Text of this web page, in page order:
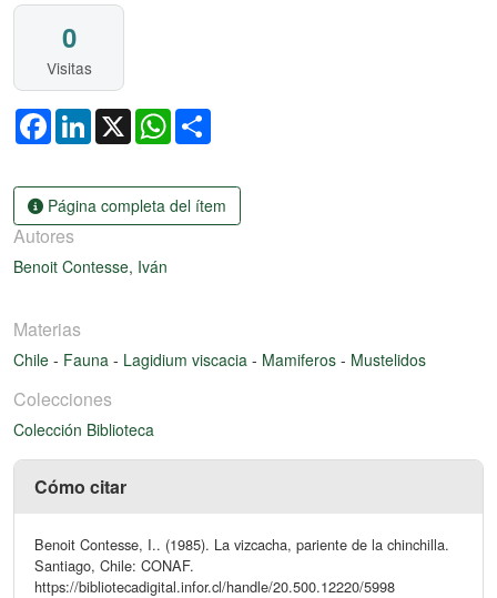
0
Visitas
FacebookLinkedIn
X WhatsApp
Página completa del ítem
Autores
Benoit Contesse, Iván
Materias
Chile - Fauna - Lagidium viscacia - Mamiferos - Mustelidos
Colecciones
Colección Biblioteca
Cómo citar
Benoit Contesse, I.. (1985). La vizcacha, pariente de la chinchilla.
Santiago, Chile: CONAF.
https://bibliotecadigital.infor.cl/handle/20.500.12220/5998